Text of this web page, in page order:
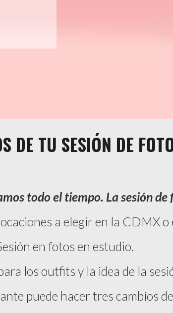
DE TU SESIÓN DE
todo el tiempo. La sesión
a elegir en la CDMX o
en fotos en estudio.
los outfits y la idea de la
puede hacer tres cambios